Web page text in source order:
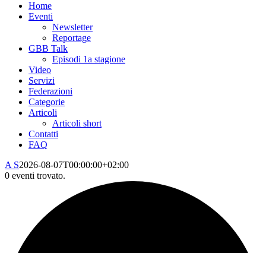
Home
Eventi
Newsletter
Reportage
GBB Talk
Episodi 1a stagione
Video
Servizi
Federazioni
Categorie
Articoli
Articoli short
Contatti
FAQ
A S2026-08-07T00:00:00+02:00
0 eventi trovato.